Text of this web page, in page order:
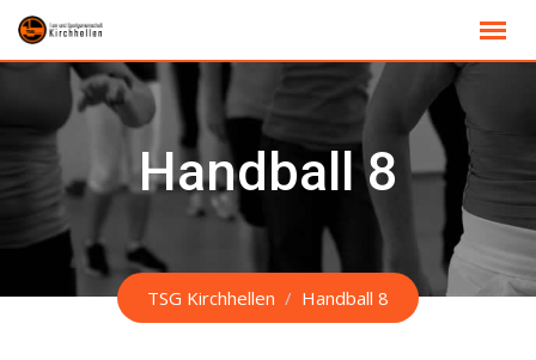
Skip
Handball 8
TSG Kirchhellen / Handball 8